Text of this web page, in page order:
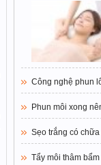
Công nghệ phun
Phun môi xong
Sẹo trắng có
Tẩy môi thâm